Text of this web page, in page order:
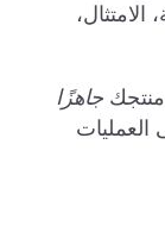
جاهزًا
العمليات